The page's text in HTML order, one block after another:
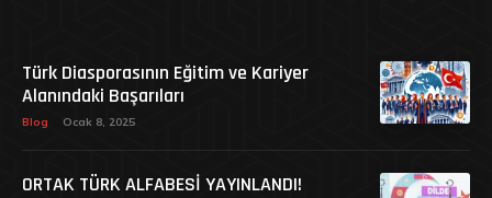
Türk Diasporasının Eğitim ve Kariyer
Alanındaki Başarıları
Blog Ocak 8, 2025
ORTAK TÜRK ALFABESİ YAYINLANDI!